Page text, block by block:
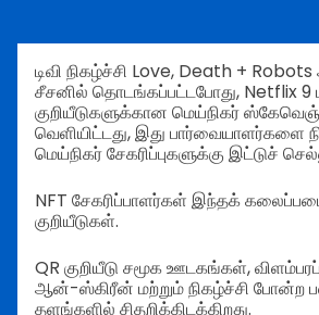
டிவி நிகழ்ச்சி Love, Death +
சீசனில் தொடங்கப்பட்டபோது, Netflix 9
குறியீடுகளுக்கான மெய்நிகர்
வெளியிட்டது, இது பார்வையாளர்களை
மெய்நிகர் சேகரிப்புகளுக்கு இட்டுச்
NFT சேகரிப்பாளர்கள் இந்தக்
குறியீடுகள்.
QR குறியீடு சமூக ஊடகங்கள்,
ஆன்-ஸ்கிரீன் மற்றும் நிகழ்ச்சி போன்ற
தளங்களில் சிதறிக்கிடக்கிறது.